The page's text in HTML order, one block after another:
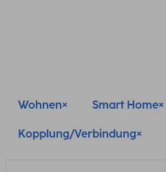
Wohnen Smart Home
Kopplung/Verbindung